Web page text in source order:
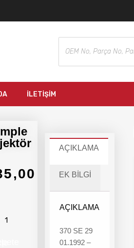
İLETIŞIM
AÇIKLAMA
EK BILGI
AÇIKLAMA
370 SE 29
01.1992 –